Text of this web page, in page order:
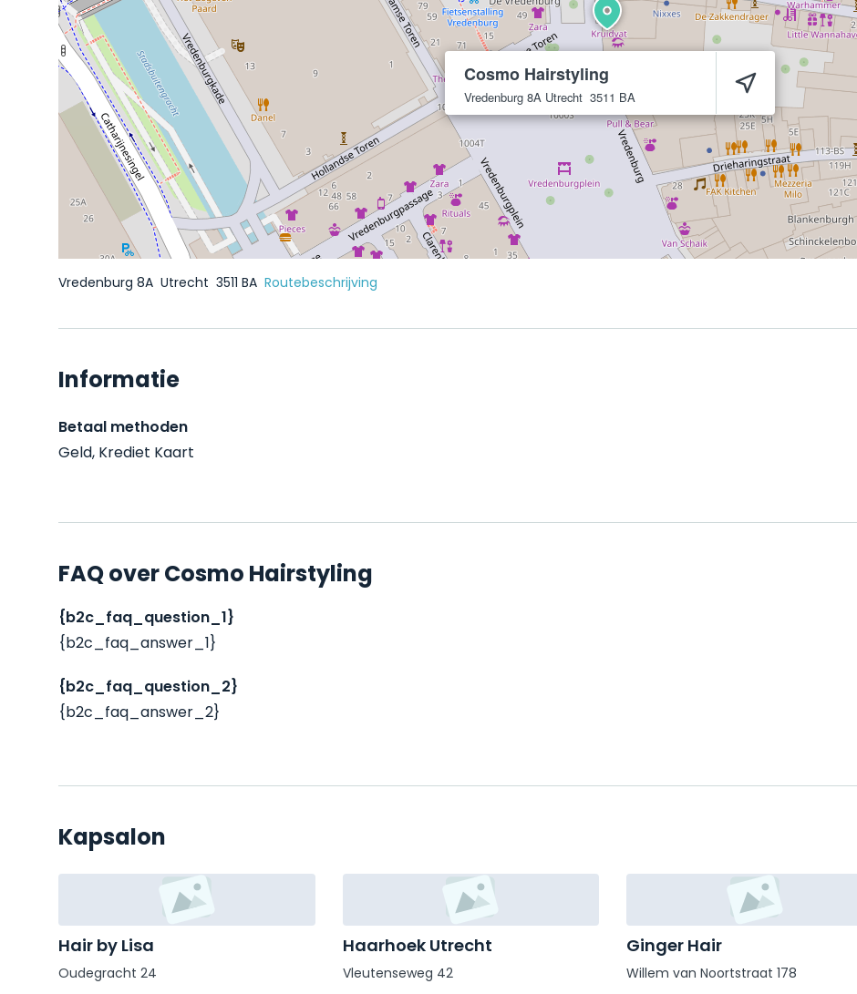
Cosmo Hairstyling
Vredenburg 8A Utrecht 3511 BA
Vredenburg 8A Utrecht 3511 BA Routebeschrijving
Informatie
Betaal methoden
Geld, Krediet Kaart
FAQ over Cosmo Hairstyling
{b2c_faq_question_1}
{b2c_faq_answer_1}
{b2c_faq_question_2}
{b2c_faq_answer_2}
Kapsalon
Hair by Lisa
Oudegracht 24
Haarhoek Utrecht
Vleutenseweg 42
Ginger Hair
Willem van Noortstraat 178